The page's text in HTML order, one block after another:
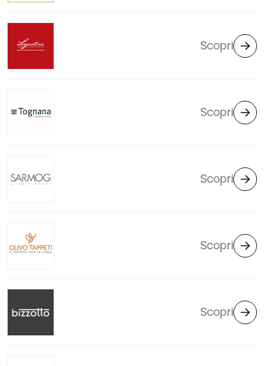
Scopri
Scopri
Scopri
Scopri
Scopri